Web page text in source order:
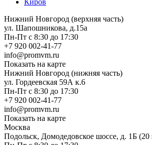
Нижний Новгород (верхняя часть)
ул. Шапошникова, д.15а
Пн-Пт с 8:30 до 17:30
+7 920 002-41-77
info@promvm.ru
Показать на карте
Нижний Новгород (нижняя часть)
ул. Гордеевская 59А к.6
Пн-Пт с 8:30 до 17:30
+7 920 002-41-77
info@promvm.ru
Показать на карте
Москва
Подольск, Домодедовское шоссе, д. 1Б